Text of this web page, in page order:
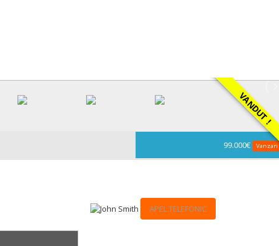
VANDUT !
99.000€ Vanzari
APEL TELEFONIC